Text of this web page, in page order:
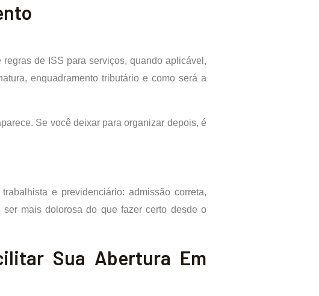
de ISS para serviços, quando aplicável,
enquadramento tributário e como será a
Se você deixar para organizar depois, é
e previdenciário: admissão correta,
mais dolorosa do que fazer certo desde o
Sua Abertura Em